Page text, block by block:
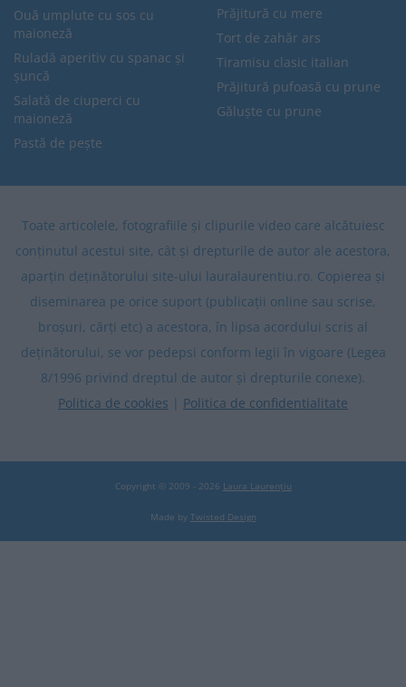
Ouă umplute cu sos cu
maioneză
Ruladă aperitiv cu spanac și
șuncă
Salată de ciuperci cu
maioneză
Pastă de pește
Prăjitură cu mere
Tort de zahăr ars
Tiramisu clasic italian
Prăjitură pufoasă cu prune
Găluște cu prune
Toate articolele, fotografiile și clipurile video care alcătuiesc
conținutul acestui site, cât și drepturile de autor ale acestora,
aparțin deținătorului site-ului lauralaurentiu.ro. Copierea și
diseminarea pe orice suport (publicații online sau scrise,
broșuri, cărți etc) a acestora, în lipsa acordului scris al
deținătorului, se vor pedepsi conform legii în vigoare (Legea
8/1996 privind dreptul de autor și drepturile conexe).
Politica de cookies | Politica de confidentialitate
Copyright © 2009 - 2026 Laura Laurențiu
Made by Twisted Design